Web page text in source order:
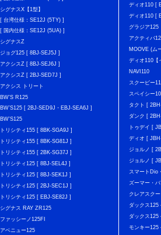
シグナスX【1型】
[ 台湾仕様：SE12J (5TY) ]
[ 国内仕様：SE12J (5UA) ]
シグナスZ
ジョグ125 [ 8BJ-SEJ5J ]
アクシスZ [ 8BJ-SEJ6J ]
アクシスZ [ 2BJ-SED7J ]
アクシス トリート
BW'S R125
BW’S125 [ 2BJ-SED9J・EBJ-SEA6J ]
BW'S125
トリシティ155 [ 8BK-SGA9J ]
トリシティ155 [ 8BK-SG81J ]
トリシティ155 [ 2BK-SG37J ]
トリシティ125 [ 8BJ-SEL4J ]
トリシティ125 [ 8BJ-SEK1J ]
トリシティ125 [ 2BJ-SEC1J ]
トリシティ125 [ EBJ-SE82J ]
シグナス RAY ZR125
ファッシーノ125FI
アベニュー125
ディオ110 [
ディオ110 [
グラジア125
アクティバ
MOOVE (ム
ディオ110【
NAVI110
スクーピー
スペイシー
タクト [
ダンク [
トゥデイ [
ディオ [
ジョルノ [
ジョルノ [
スマートDio
ズーマー・
クレアスク
ダックス
ダックス
モンキー